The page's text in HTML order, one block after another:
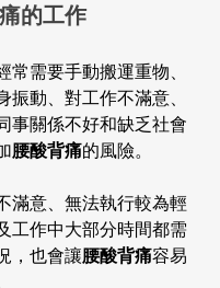
的工作
常需要手動搬運重物、
振動、對工作不滿意、
事關係不好和缺乏社會
腰酸背痛的風險。
滿意、無法執行較為輕
工作中大部分時間都需
，也會讓腰酸背痛容易